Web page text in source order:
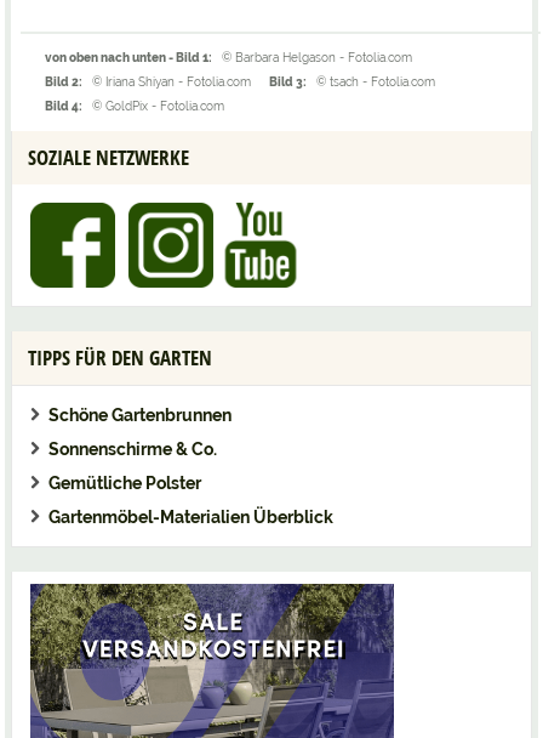
von oben nach unten - Bild 1:
© Barbara Helgason - Fotolia.com
Bild 2:
© Iriana Shiyan - Fotolia.com Bild 3:
© tsach - Fotolia.com
Bild 4:
© GoldPix - Fotolia.com
SOZIALE NETZWERKE
TIPPS FÜR DEN GARTEN
Schöne Gartenbrunnen
Sonnenschirme & Co.
Gemütliche Polster
Gartenmöbel-Materialien Überblick